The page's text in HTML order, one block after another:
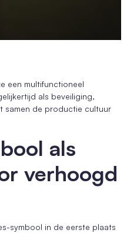
een multifunctioneel
als beveiliging,
samen de productie cultuur
als
verhoogd
symbool in de eerste plaats